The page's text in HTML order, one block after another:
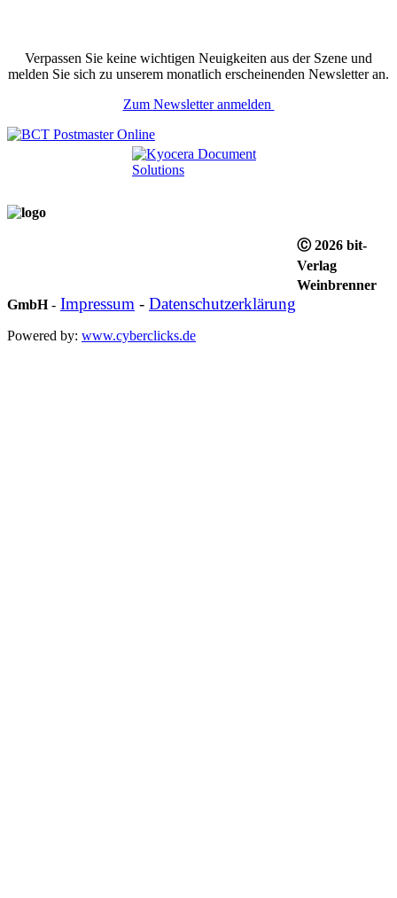
Verpassen Sie keine wichtigen Neuigkeiten aus der Szene und
melden Sie sich zu unserem monatlich erscheinenden Newsletter an.
Zum Newsletter anmelden
Ⓒ 2026 bit-
Verlag
Weinbrenner
GmbH- Impressum - Datenschutzerklärung
Powered by: www.cyberclicks.de